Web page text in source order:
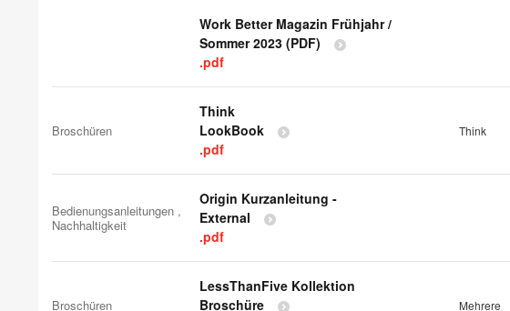
Work Better Magazin Frühjahr /
Sommer 2023 (PDF)
.pdf
Broschüren
Think
LookBook
.pdf
Think
Bedienungsanleitungen ,
Nachhaltigkeit
Origin Kurzanleitung -
External
.pdf
Broschüren
LessThanFive Kollektion
Broschüre
Mehrere